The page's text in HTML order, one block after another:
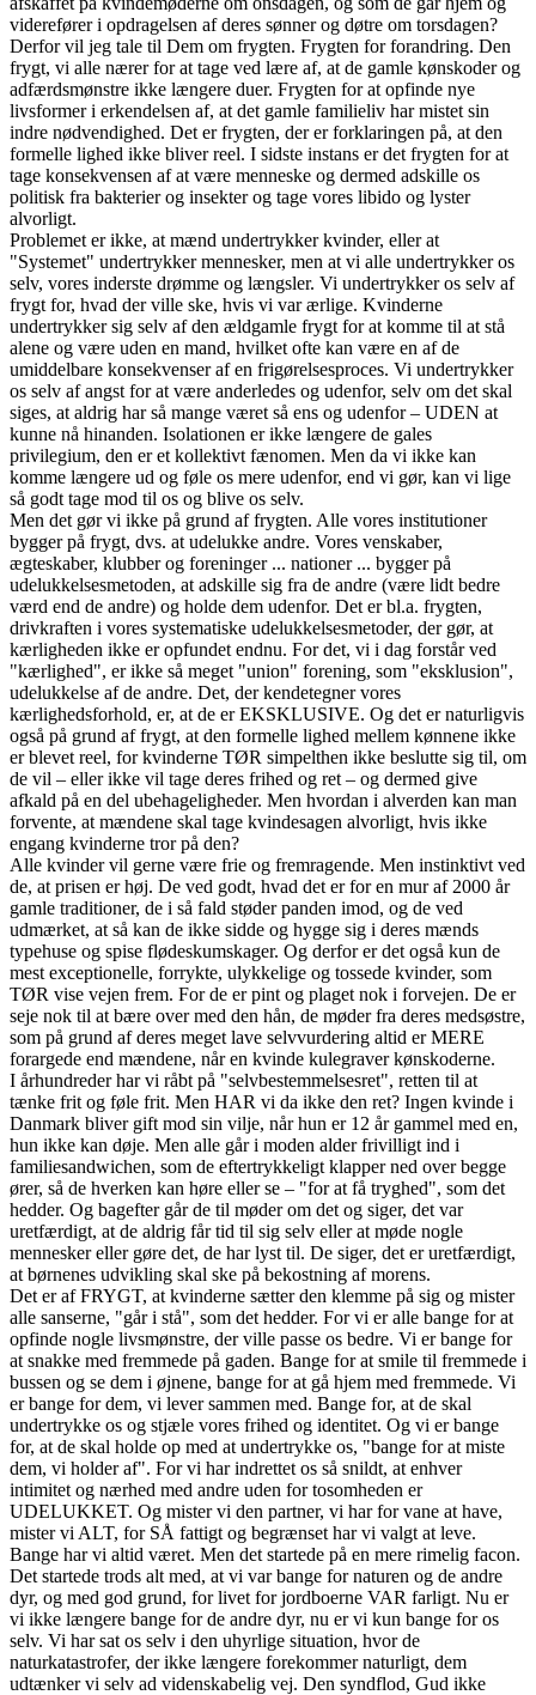
viderefører i opdragelsen af deres sønner og døtre om torsdagen?
Derfor vil jeg tale til Dem om frygten. Frygten for forandring. Den
frygt, vi alle nærer for at tage ved lære af, at de gamle kønskoder og
adfærdsmønstre ikke længere duer. Frygten for at opfinde nye
livsformer i erkendelsen af, at det gamle familieliv har mistet sin
indre nødvendighed. Det er frygten, der er forklaringen på, at den
formelle lighed ikke bliver reel. I sidste instans er det frygten for at
tage konsekvensen af at være menneske og dermed adskille os
politisk fra bakterier og insekter og tage vores libido og lyster
alvorligt.
Problemet er ikke, at mænd undertrykker kvinder, eller at
"Systemet" undertrykker mennesker, men at vi alle undertrykker os
selv, vores inderste drømme og længsler. Vi undertrykker os selv af
frygt for, hvad der ville ske, hvis vi var ærlige. Kvinderne
undertrykker sig selv af den ældgamle frygt for at komme til at stå
alene og være uden en mand, hvilket ofte kan være en af de
umiddelbare konsekvenser af en frigørelsesproces. Vi undertrykker
os selv af angst for at være anderledes og udenfor, selv om det skal
siges, at aldrig har så mange været så ens og udenfor – UDEN at
kunne nå hinanden. Isolationen er ikke længere de gales
privilegium, den er et kollektivt fænomen. Men da vi ikke kan
komme længere ud og føle os mere udenfor, end vi gør, kan vi lige
så godt tage mod til os og blive os selv.
Men det gør vi ikke på grund af frygten. Alle vores institutioner
bygger på frygt, dvs. at udelukke andre. Vores venskaber,
ægteskaber, klubber og foreninger ... nationer ... bygger på
udelukkelsesmetoden, at adskille sig fra de andre (være lidt bedre
værd end de andre) og holde dem udenfor. Det er bl.a. frygten,
drivkraften i vores systematiske udelukkelsesmetoder, der gør, at
kærligheden ikke er opfundet endnu. For det, vi i dag forstår ved
"kærlighed", er ikke så meget "union" forening, som "eksklusion",
udelukkelse af de andre. Det, der kendetegner vores
kærlighedsforhold, er, at de er EKSKLUSIVE. Og det er naturligvis
også på grund af frygt, at den formelle lighed mellem kønnene ikke
er blevet reel, for kvinderne TØR simpelthen ikke beslutte sig til, om
de vil – eller ikke vil tage deres frihed og ret – og dermed give
afkald på en del ubehageligheder. Men hvordan i alverden kan man
forvente, at mændene skal tage kvindesagen alvorligt, hvis ikke
engang kvinderne tror på den?
Alle kvinder vil gerne være frie og fremragende. Men instinktivt ved
de, at prisen er høj. De ved godt, hvad det er for en mur af 2000 år
gamle traditioner, de i så fald støder panden imod, og de ved
udmærket, at så kan de ikke sidde og hygge sig i deres mænds
typehuse og spise flødeskumskager. Og derfor er det også kun de
mest exceptionelle, forrykte, ulykkelige og tossede kvinder, som
TØR vise vejen frem. For de er pint og plaget nok i forvejen. De er
seje nok til at bære over med den hån, de møder fra deres medsøstre,
som på grund af deres meget lave selvvurdering altid er MERE
forargede end mændene, når en kvinde kulegraver kønskoderne.
I århundreder har vi råbt på "selvbestemmelsesret", retten til at
tænke frit og føle frit. Men HAR vi da ikke den ret? Ingen kvinde i
Danmark bliver gift mod sin vilje, når hun er 12 år gammel med en,
hun ikke kan døje. Men alle går i moden alder frivilligt ind i
familiesandwichen, som de eftertrykkeligt klapper ned over begge
ører, så de hverken kan høre eller se – "for at få tryghed", som det
hedder. Og bagefter går de til møder om det og siger, det var
uretfærdigt, at de aldrig får tid til sig selv eller at møde nogle
mennesker eller gøre det, de har lyst til. De siger, det er uretfærdigt,
at børnenes udvikling skal ske på bekostning af morens.
Det er af FRYGT, at kvinderne sætter den klemme på sig og mister
alle sanserne, "går i stå", som det hedder. For vi er alle bange for at
opfinde nogle livsmønstre, der ville passe os bedre. Vi er bange for
at snakke med fremmede på gaden. Bange for at smile til fremmede i
bussen og se dem i øjnene, bange for at gå hjem med fremmede. Vi
er bange for dem, vi lever sammen med. Bange for, at de skal
undertrykke os og stjæle vores frihed og identitet. Og vi er bange
for, at de skal holde op med at undertrykke os, "bange for at miste
dem, vi holder af". For vi har indrettet os så snildt, at enhver
intimitet og nærhed med andre uden for tosomheden er
UDELUKKET. Og mister vi den partner, vi har for vane at have,
mister vi ALT, for SÅ fattigt og begrænset har vi valgt at leve.
Bange har vi altid været. Men det startede på en mere rimelig facon.
Det startede trods alt med, at vi var bange for naturen og de andre
dyr, og med god grund, for livet for jordboerne VAR farligt. Nu er
vi ikke længere bange for de andre dyr, nu er vi kun bange for os
selv. Vi har sat os selv i den uhyrlige situation, hvor de
naturkatastrofer, der ikke længere forekommer naturligt, dem
udtænker vi selv ad videnskabelig vej. Den syndflod, Gud ikke